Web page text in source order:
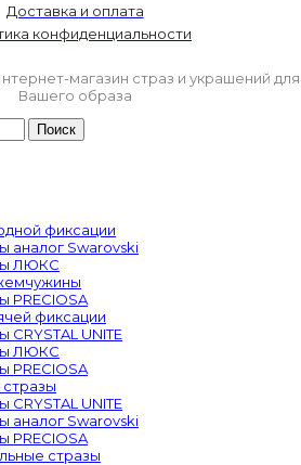
Доставка и оплата
конфиденциальности
магазин страз и украшений для
Вашего образа
Поиск
фиксации
аналог Swarovski
ЛЮКС
PRECIOSA
фиксации
CRYSTAL UNITE
ЛЮКС
PRECIOSA
CRYSTAL UNITE
аналог Swarovski
PRECIOSA
стразы